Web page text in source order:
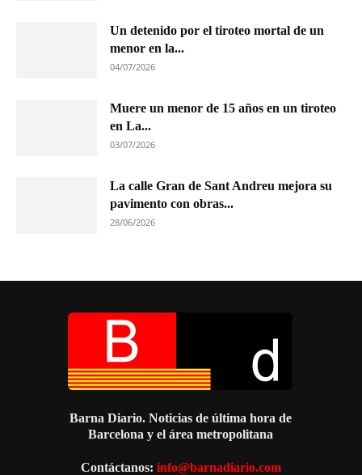
Un detenido por el tiroteo mortal de un
menor en la...
04/07/2026
Muere un menor de 15 años en un tiroteo
en La...
03/07/2026
La calle Gran de Sant Andreu mejora su
pavimento con obras...
28/06/2026
Barna Diario. Noticias de última hora de
Barcelona y el área metropolitana
Contáctanos: info@barnadiario.com